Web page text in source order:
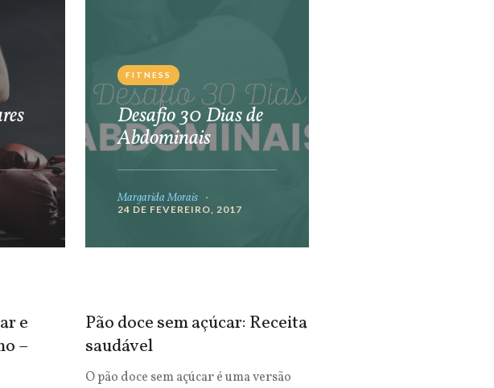
FITNESS
Desafio 30 Dias de
Abdominais
Margarida Morais
24 DE FEVEREIRO, 2017
e
–
Pão doce sem açúcar: Receita
saudável
O pão doce sem açúcar é uma versão